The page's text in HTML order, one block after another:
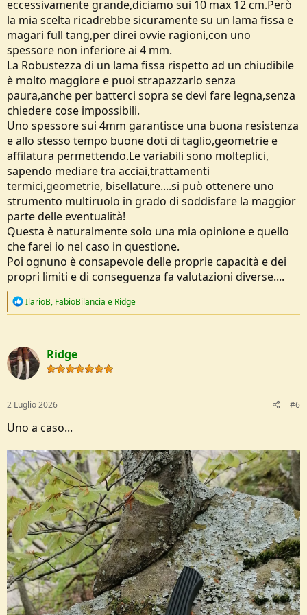
eccessivamente grande,diciamo sui 10 max 12 cm.Però
la mia scelta ricadrebbe sicuramente su un lama fissa e
magari full tang,per direi ovvie ragioni,con uno
spessore non inferiore ai 4 mm.
La Robustezza di un lama fissa rispetto ad un chiudibile
è molto maggiore e puoi strapazzarlo senza
paura,anche per batterci sopra se devi fare legna,senza
chiedere cose impossibili.
Uno spessore sui 4mm garantisce una buona resistenza
e allo stesso tempo buone doti di taglio,geometrie e
affilatura permettendo.Le variabili sono molteplici,
sapendo mediare tra acciai,trattamenti
termici,geometrie, bisellature....si può ottenere uno
strumento multiruolo in grado di soddisfare la maggior
parte delle eventualità!
Questa è naturalmente solo una mia opinione e quello
che farei io nel caso in questione.
Poi ognuno è consapevole delle proprie capacità e dei
propri limiti e di conseguenza fa valutazioni diverse....
R
c
t
i
o
n
IlarioB, FabioBilancia e Ridge
Ridge
2 Luglio 2026 #6
Uno a caso...